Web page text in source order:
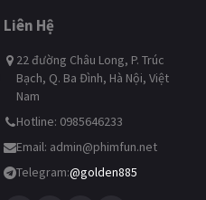
Liên Hệ
22 đường Châu Long, P. Trúc
Bạch, Q. Ba Đình, Hà Nội, Việt
Nam
Hotline: 0985646233
Email: admin@phimfun.net
Telegram:@golden885